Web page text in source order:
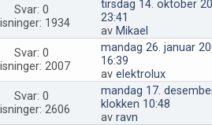
Svar: 0
1934
tirsdag 14. oktober
23:41
av Mikael
Svar: 0
2007
mandag 26. januar
16:39
av elektrolux
Svar: 0
2606
mandag 17.
klokken 10:48
av ravn